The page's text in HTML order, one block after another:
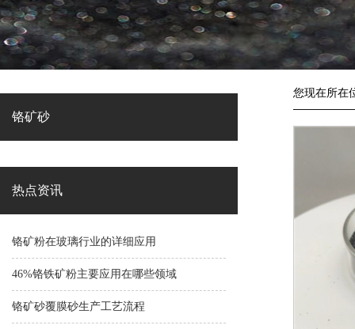
铬矿砂
热点资讯
铬矿粉在玻璃行业的详细应用
46%铬铁矿粉主要应用在哪些领域
铬矿砂覆膜砂生产工艺流程
您现在所在